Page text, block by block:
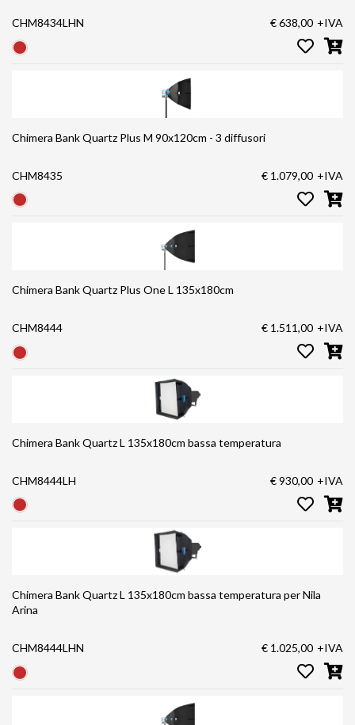
CHM8434LHN € 638,00 +IVA
Chimera Bank Quartz Plus M 90x120cm - 3 diffusori
CHM8435 € 1.079,00 +IVA
Chimera Bank Quartz Plus One L 135x180cm
CHM8444 € 1.511,00 +IVA
Chimera Bank Quartz L 135x180cm bassa temperatura
CHM8444LH € 930,00 +IVA
Chimera Bank Quartz L 135x180cm bassa temperatura per Nila
Arina
CHM8444LHN € 1.025,00 +IVA